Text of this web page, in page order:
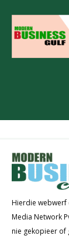
Hierdie webwerf
Media Network
nie gekopieer of